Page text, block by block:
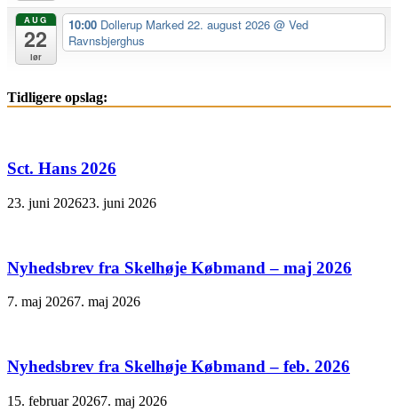
AUG
22
lør
10:00 Dollerup Marked 22. august 2026 @ Ved
Ravnsbjerghus
Tidligere opslag:
Sct. Hans 2026
23. juni 202623. juni 2026
Nyhedsbrev fra Skelhøje Købmand – maj 2026
7. maj 20267. maj 2026
Nyhedsbrev fra Skelhøje Købmand – feb. 2026
15. februar 20267. maj 2026